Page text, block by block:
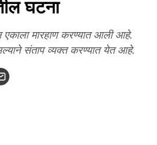
घटना
एकाला मारहाण करण्यात आली आहे.
संताप व्यक्त करण्यात येत आहे.